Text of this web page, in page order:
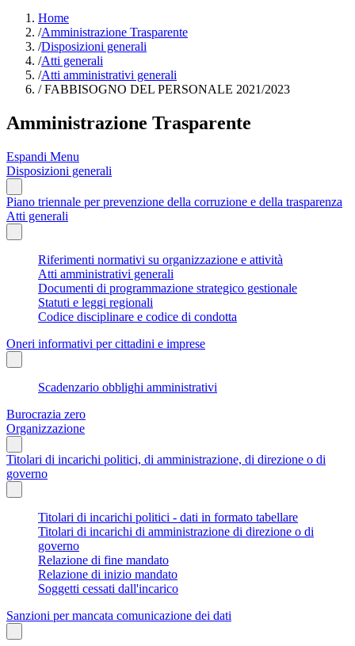
Home
/Amministrazione Trasparente
/Disposizioni generali
/Atti generali
/Atti amministrativi generali
/FABBISOGNO DEL PERSONALE 2021/2023
Amministrazione Trasparente
Espandi Menu
Disposizioni generali
Piano triennale per prevenzione della corruzione e della trasparenza
Atti generali
Riferimenti normativi su organizzazione e attività
Atti amministrativi generali
Documenti di programmazione strategico gestionale
Statuti e leggi regionali
Codice disciplinare e codice di condotta
Oneri informativi per cittadini e imprese
Scadenzario obblighi amministrativi
Burocrazia zero
Organizzazione
Titolari di incarichi politici, di amministrazione, di direzione o di
governo
Titolari di incarichi politici - dati in formato tabellare
Titolari di incarichi di amministrazione di direzione o di
governo
Relazione di fine mandato
Relazione di inizio mandato
Soggetti cessati dall'incarico
Sanzioni per mancata comunicazione dei dati